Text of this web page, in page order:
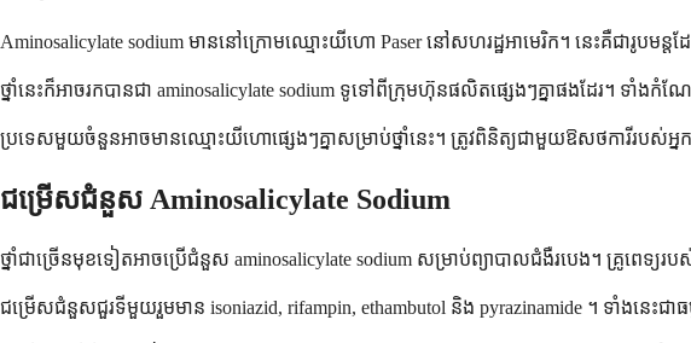
Aminosalicylate sodium មាននៅក្រោមឈ្មោះយីហោ Paser នៅសហរដ្ឋអាមេរិក។ នេះគឺជារូបមន្
ថ្នាំនេះក៏អាចរកបានជា aminosalicylate sodium ទូទៅពីក្រុមហ៊ុនផលិតផ្សេងៗគ្នាផងដែរ។ ទាំង
ប្រទេសមួយចំនួនអាចមានឈ្មោះយីហោផ្សេងៗគ្នាសម្រាប់ថ្នាំនេះ។ ត្រូវពិនិត្យជាមួយឱសថការីរបស់អ្នក
ជម្រើសជំនួស Aminosalicylate Sodium
ថ្នាំជាច្រើនមុខទៀតអាចប្រើជំនួស aminosalicylate sodium សម្រាប់ព្យាបាលជំងឺរបេង។ គ្រូពេទ្យរ
ជម្រើសជំនួសជួរទីមួយរួមមាន isoniazid, rifampin, ethambutol និង pyrazinamide ។ ទាំងនេះជា